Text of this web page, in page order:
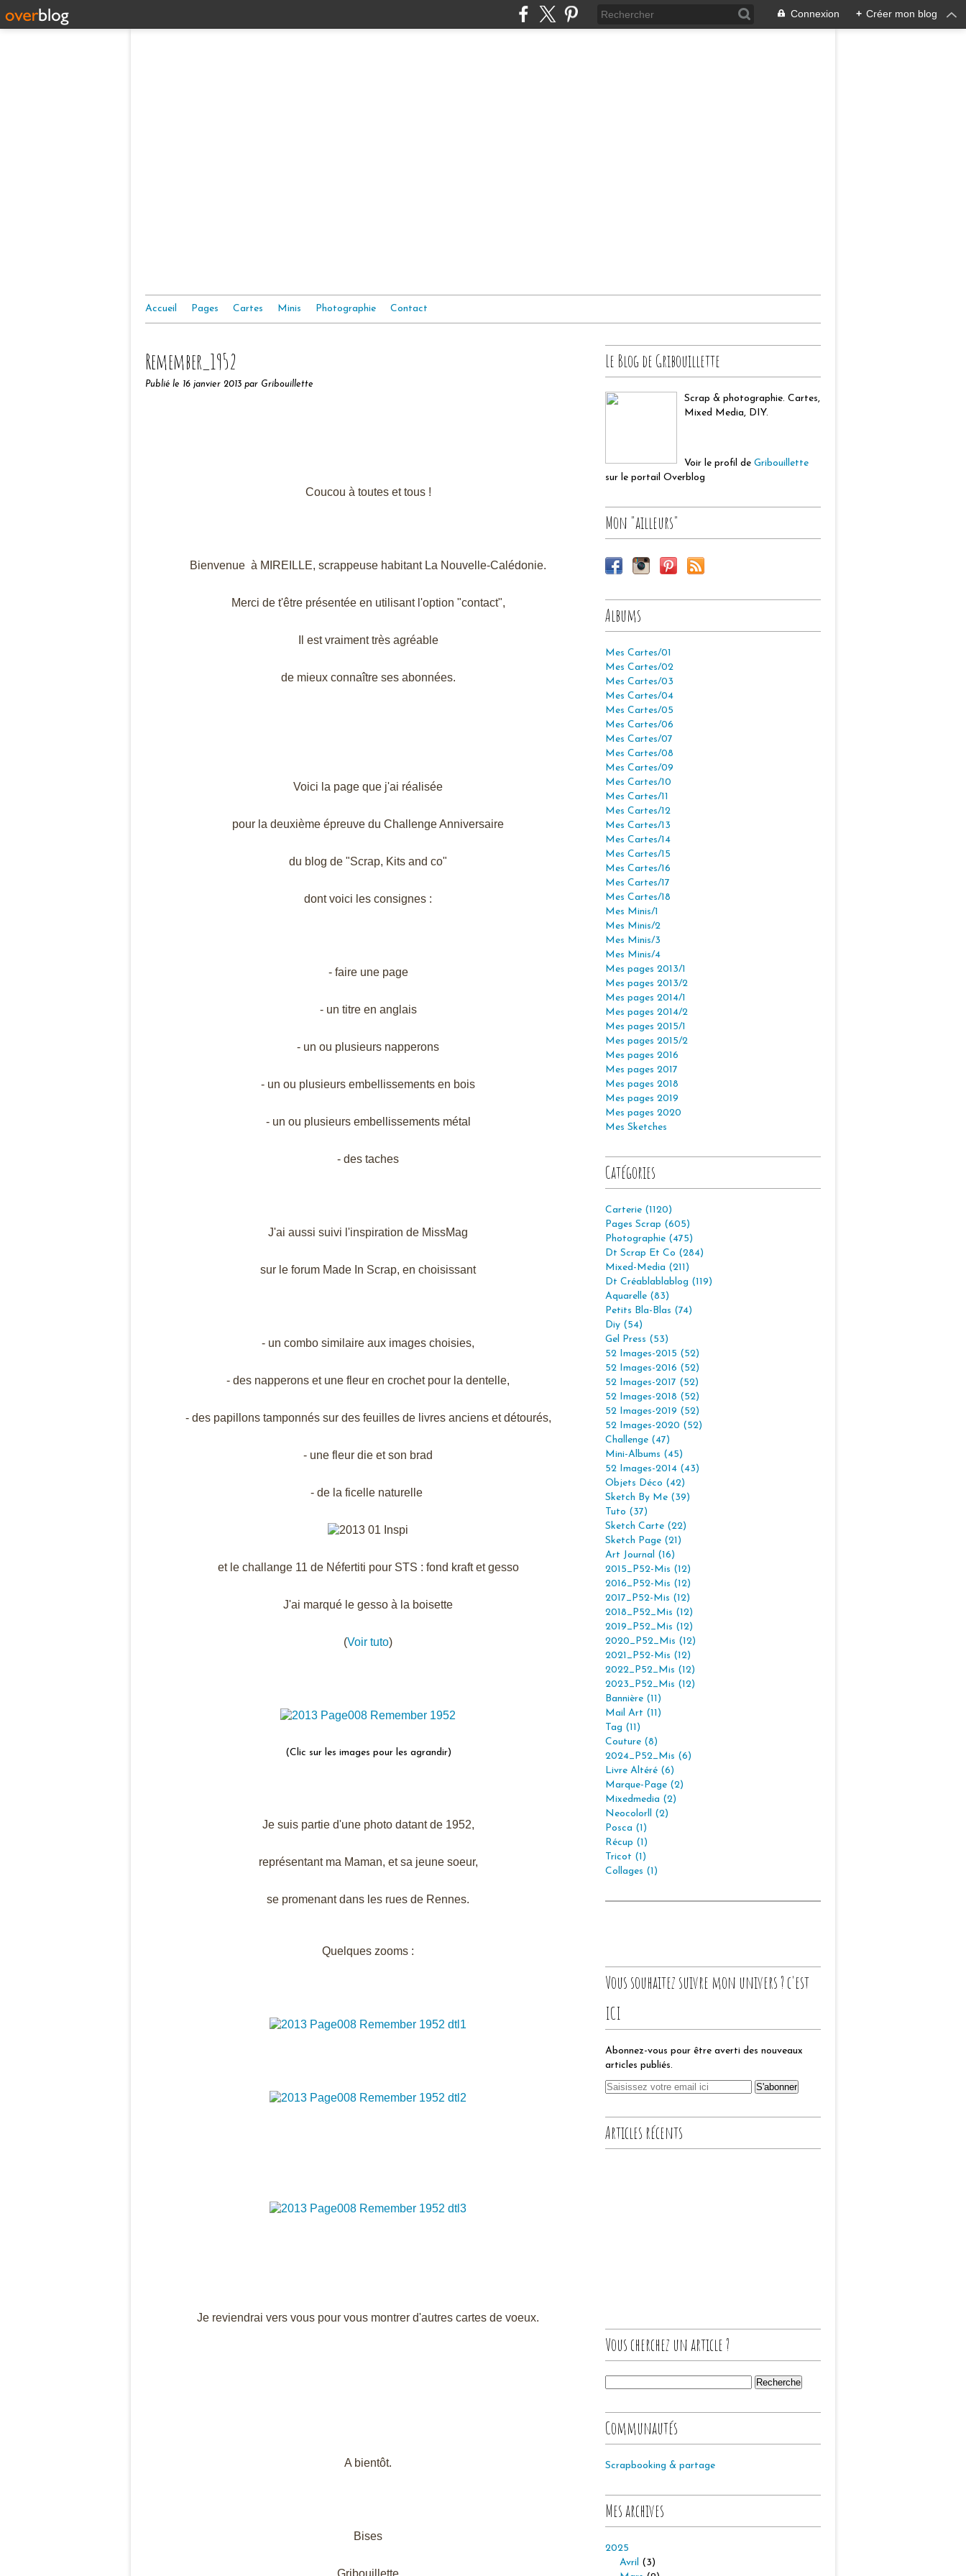
Connexion + Créer mon blog
Accueil Pages Cartes Minis Photographie Contact
Remember_1952
Publié le 16 janvier 2013 par Gribouillette
Coucou à toutes et tous !
Bienvenue à MIREILLE, scrappeuse habitant La Nouvelle-Calédonie.
Merci de t'être présentée en utilisant l'option "contact",
Il est vraiment très agréable
de mieux connaître ses abonnées.
Voici la page que j'ai réalisée
pour la deuxième épreuve du Challenge Anniversaire
du blog de "Scrap, Kits and co"
dont voici les consignes :
- faire une page
- un titre en anglais
- un ou plusieurs napperons
- un ou plusieurs embellissements en bois
- un ou plusieurs embellissements métal
- des taches
J'ai aussi suivi l'inspiration de MissMag
sur le forum Made In Scrap, en choisissant
- un combo similaire aux images choisies,
- des napperons et une fleur en crochet pour la dentelle,
- des papillons tamponnés sur des feuilles de livres anciens et détourés,
- une fleur die et son brad
- de la ficelle naturelle
et le challange 11 de Néfertiti pour STS : fond kraft et gesso
J'ai marqué le gesso à la boisette
(Voir tuto)
(Clic sur les images pour les agrandir)
Je suis partie d'une photo datant de 1952,
représentant ma Maman, et sa jeune soeur,
se promenant dans les rues de Rennes.
Quelques zooms :
Je reviendrai vers vous pour vous montrer d'autres cartes de voeux.
A bientôt.
Bises
Gribouillette
Le Blog de Gribouillette
Scrap & photographie. Cartes,
Mixed Media, DIY.
Voir le profil de Gribouillette
sur le portail Overblog
Mon "ailleurs"
Albums
Mes Cartes/01
Mes Cartes/02
Mes Cartes/03
Mes Cartes/04
Mes Cartes/05
Mes Cartes/06
Mes Cartes/07
Mes Cartes/08
Mes Cartes/09
Mes Cartes/10
Mes Cartes/11
Mes Cartes/12
Mes Cartes/13
Mes Cartes/14
Mes Cartes/15
Mes Cartes/16
Mes Cartes/17
Mes Cartes/18
Mes Minis/1
Mes Minis/2
Mes Minis/3
Mes Minis/4
Mes pages 2013/1
Mes pages 2013/2
Mes pages 2014/1
Mes pages 2014/2
Mes pages 2015/1
Mes pages 2015/2
Mes pages 2016
Mes pages 2017
Mes pages 2018
Mes pages 2019
Mes pages 2020
Mes Sketches
Catégories
Carterie (1120)
Pages Scrap (605)
Photographie (475)
Dt Scrap Et Co (284)
Mixed-Media (211)
Dt Créablablablog (119)
Aquarelle (83)
Petits Bla-Blas (74)
Diy (54)
Gel Press (53)
52 Images-2015 (52)
52 Images-2016 (52)
52 Images-2017 (52)
52 Images-2018 (52)
52 Images-2019 (52)
52 Images-2020 (52)
Challenge (47)
Mini-Albums (45)
52 Images-2014 (43)
Objets Déco (42)
Sketch By Me (39)
Tuto (37)
Sketch Carte (22)
Sketch Page (21)
Art Journal (16)
2015_P52-Mis (12)
2016_P52-Mis (12)
2017_P52-Mis (12)
2018_P52_Mis (12)
2019_P52_Mis (12)
2020_P52_Mis (12)
2021_P52-Mis (12)
2022_P52_Mis (12)
2023_P52_Mis (12)
Bannière (11)
Mail Art (11)
Tag (11)
Couture (8)
2024_P52_Mis (6)
Livre Altéré (6)
Marque-Page (2)
Mixedmedia (2)
Neocolorll (2)
Posca (1)
Récup (1)
Tricot (1)
Collages (1)
Vous souhaitez suivre mon univers ? c'est
ICI
Abonnez-vous pour être averti des nouveaux
articles publiés.
Articles récents
Vous cherchez un article ?
Communautés
Scrapbooking & partage
Mes archives
2025
Avril (3)